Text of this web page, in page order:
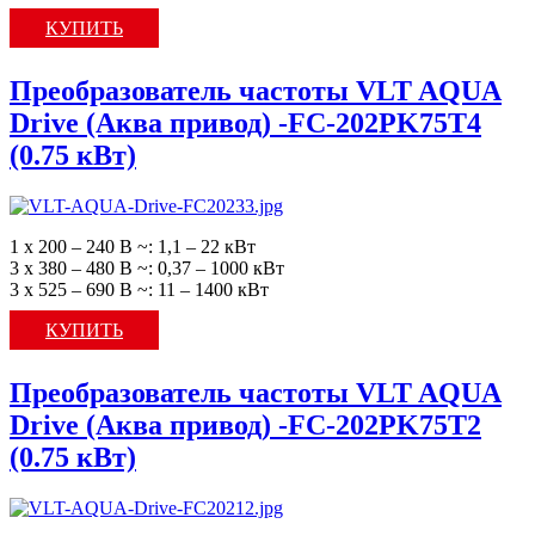
КУПИТЬ
Преобразователь частоты VLT AQUA
Drive (Аква привод) -FC-202PK75T4
(0.75 кВт)
1 х 200 – 240 В ~: 1,1 – 22 кВт
3 х 380 – 480 В ~: 0,37 – 1000 кВт
3 х 525 – 690 В ~: 11 – 1400 кВт
КУПИТЬ
Преобразователь частоты VLT AQUA
Drive (Аква привод) -FC-202PK75T2
(0.75 кВт)